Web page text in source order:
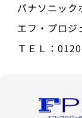
パナソニック
エフ・プロジ
ＴＥＬ：